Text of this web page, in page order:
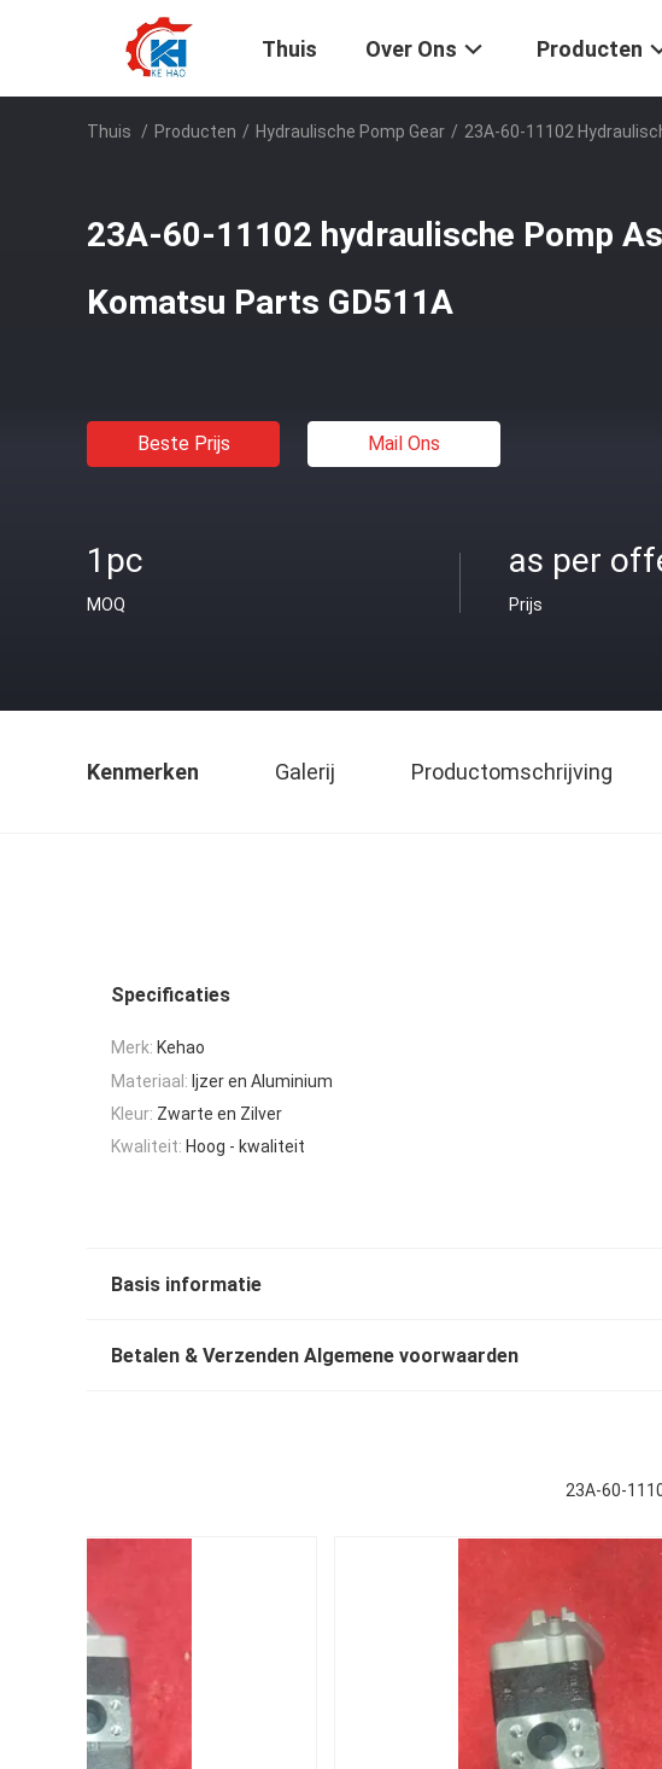
Thuis Over Ons Producten
Thuis / Producten / Hydraulische Pomp Gear / 23A-60-11102
23A-60-11102 hydraulische Pomp
Komatsu Parts GD511A
Beste Prijs Mail Ons
1pc
MOQ
as per
Prijs
Kenmerken Galerij Productomschrijving
Specificaties
Merk: Kehao
Materiaal: Ijzer en Aluminium
Kleur: Zwarte en Zilver
Kwaliteit: Hoog - kwaliteit
Basis informatie
Betalen & Verzenden Algemene voorwaarden
23A-60-